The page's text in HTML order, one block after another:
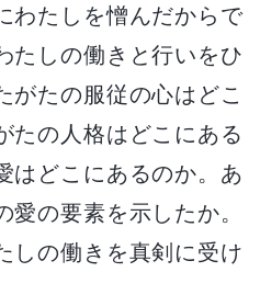
わたしを憎んだからで
たしの働きと行いをひ
がたの服従の心はどこ
たの人格はどこにある
はどこにあるのか。あ
の要素を示したか。
しの働きを真剣に受け